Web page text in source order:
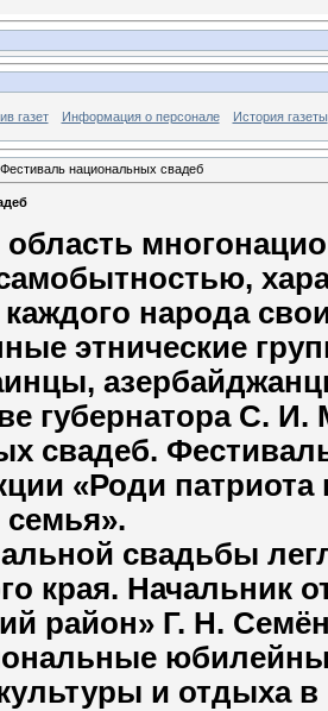
газет Информация о персонале История газеты
национальных свадеб
область
народа
этнические
губернатора С.
свадеб.
«Роди
семья».
свадьбы
края. Начальник
район» Г. Н.
и отдыха в